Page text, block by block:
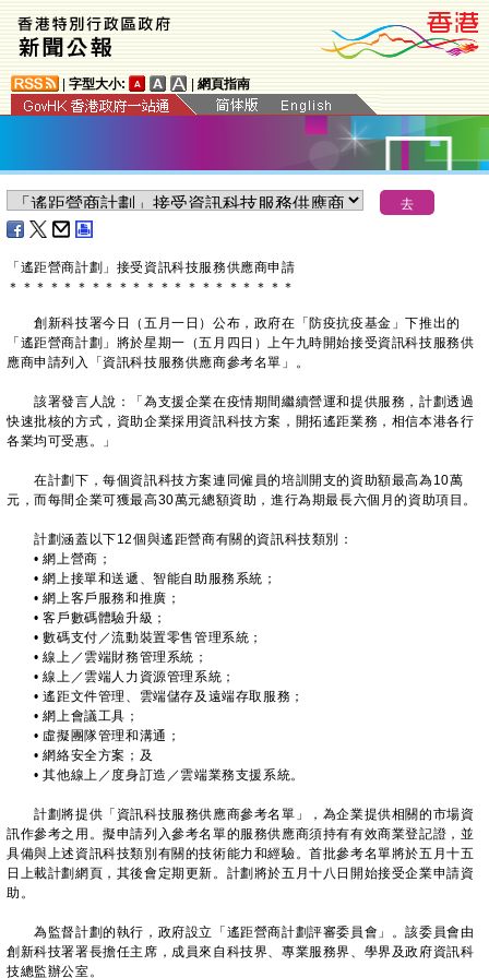
字型大小: 網頁指南
「 遙距營商計劃 」接受 資訊科技服務供應商申請
＊ ＊ ＊ ＊ ＊ ＊ ＊ ＊ ＊ ＊ ＊ ＊ ＊ ＊ ＊ ＊ ＊ ＊ ＊ ＊ ＊
創新科技署今日（五月一日）公布，政府在「防疫抗疫基金」下推出的
「遙距營商計劃」將於星期一（五月四日）上午九時開始接受資訊科技服務供
應商申請列入「資訊科技服務供應商參考名單」。
該署發言人說：「為支援企業在疫情期間繼續營運和提供服務，計劃透過
快速批核的方式，資助企業採用資訊科技方案，開拓遙距業務，相信本港各行
各業均可受惠。」
在計劃下，每個資訊科技方案連同僱員的培訓開支的資助額最高為10萬
元，而每間企業可獲最高30萬元總額資助，進行為期最長六個月的資助項目。
計劃涵蓋以下12個與遙距營商有關的資訊科技類別：
• 網上營商；
• 網上接單和送遞、智能自助服務系統；
• 網上客戶服務和推廣；
• 客戶數碼體驗升級；
• 數碼支付／流動裝置零售管理系統；
• 線上／雲端財務管理系統；
• 線上／雲端人力資源管理系統；
• 遙距文件管理、雲端儲存及遠端存取服務；
• 網上會議工具；
• 虛擬團隊管理和溝通；
• 網絡安全方案；及
• 其他線上／度身訂造／雲端業務支援系統。
計劃將提供「資訊科技服務供應商參考名單」，為企業提供相關的市場資
訊作參考之用。擬申請列入參考名單的服務供應商須持有有效商業登記證，並
具備與上述資訊科技類別有關的技術能力和經驗。首批參考名單將於五月十五
日上載計劃網頁，其後會定期更新。計劃將於五月十八日開始接受企業申請資
助。
為監督計劃的執行，政府設立「遙距營商計劃評審委員會」。該委員會由
創新科技署署長擔任主席，成員來自科技界、專業服務界、學界及政府資訊科
技總監辦公室。